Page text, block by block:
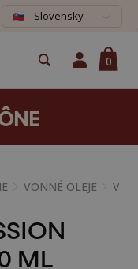
Slovensky
0
VONNÉ OLEJE
ML